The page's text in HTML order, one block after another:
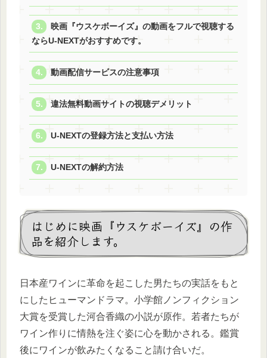
映画『ウスケボーイズ』の動画をフルで視聴する
ならU-NEXTがおすすめです。
動画配信サービスの注意事項
違法無料動画サイトの視聴デメリット
U-NEXTの登録方法と支払い方法
U-NEXTの解約方法
はじめに映画『ウスケボーイズ』の作
品を紹介します。
日本産ワインに革命を起こした男たちの実話をもと
にしたヒューマンドラマ。小学館ノンフィクション
大賞を受賞した河合香織の小説が原作。若者たちが
ワイン作りに情熱を注ぐ姿に心を動かされる。鑑賞
後にワインが飲みたくなること請け合いだ。